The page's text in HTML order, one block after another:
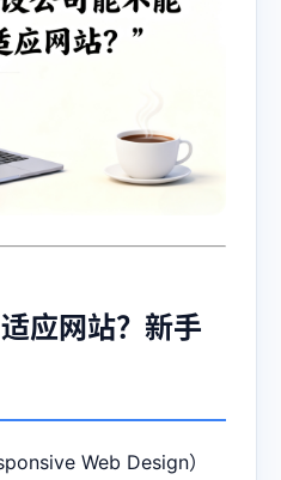
应网站？新手
Web Design）